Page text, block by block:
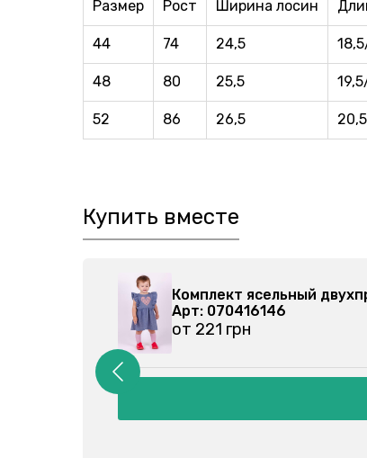
Размер Рост Ширина лосин
44 74 24,5
48 80 25,5
52 86 26,5
Купить вместе
Комплект ясельный
Арт: 070416146
от 221 грн